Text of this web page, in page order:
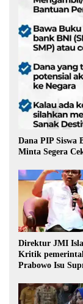
Dana PIP Siswa
Minta Segera
Direktur JMI
Kritik
Prabowo Isu
Pilkada oleh